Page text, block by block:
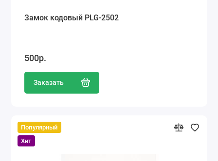
Замок кодовый PLG-2502
500р.
Заказать
Популярный
Хит